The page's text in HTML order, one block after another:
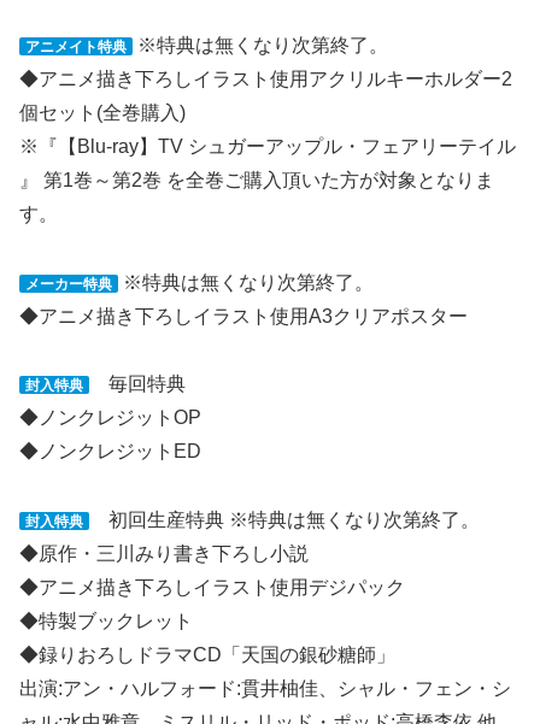
アニメイト特典
※特典は無くなり次第終了。
◆アニメ描き下ろしイラスト使用アクリルキーホルダー2
個セット(全巻購入)
※『【Blu-ray】TV シュガーアップル・フェアリーテイル
』 第1巻～第2巻 を全巻ご購入頂いた方が対象となりま
す。
メーカー特典
※特典は無くなり次第終了。
◆アニメ描き下ろしイラスト使用A3クリアポスター
封入特典
毎回特典
◆ノンクレジットOP
◆ノンクレジットED
封入特典 初回生産特典 ※特典は無くなり次第終了。
◆原作・三川みり書き下ろし小説
◆アニメ描き下ろしイラスト使用デジパック
◆特製ブックレット
◆録りおろしドラマCD「天国の銀砂糖師」
出演:アン・ハルフォード:貫井柚佳、シャル・フェン・シ